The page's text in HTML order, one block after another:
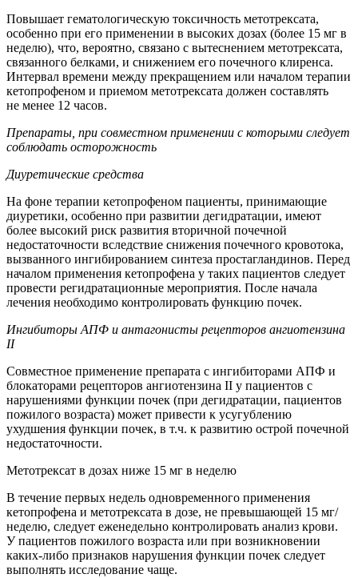
Повышает гематологическую токсичность метотрексата,
особенно при его применении в высоких дозах (более 15 мг в
неделю), что, вероятно, связано с вытеснением метотрексата,
связанного белками, и снижением его почечного клиренса.
Интервал времени между прекращением или началом терапии
кетопрофеном и приемом метотрексата должен составлять
не менее 12 часов.
Препараты, при совместном применении с которыми следует
соблюдать осторожность
Диуретические средства
На фоне терапии кетопрофеном пациенты, принимающие
диуретики, особенно при развитии дегидратации, имеют
более высокий риск развития вторичной почечной
недостаточности вследствие снижения почечного кровотока,
вызванного ингибированием синтеза простагландинов. Перед
началом применения кетопрофена у таких пациентов следует
провести регидратационные мероприятия. После начала
лечения необходимо контролировать функцию почек.
Ингибиторы АПФ и антагонисты рецепторов ангиотензина
II
Совместное применение препарата с ингибиторами АПФ и
блокаторами рецепторов ангиотензина II у пациентов с
нарушениями функции почек (при дегидратации, пациентов
пожилого возраста) может привести к усугублению
ухудшения функции почек, в т.ч. к развитию острой почечной
недостаточности.
Метотрексат в дозах ниже 15 мг в неделю
В течение первых недель одновременного применения
кетопрофена и метотрексата в дозе, не превышающей 15 мг/
неделю, следует еженедельно контролировать анализ крови.
У пациентов пожилого возраста или при возникновении
каких-либо признаков нарушения функции почек следует
выполнять исследование чаще.